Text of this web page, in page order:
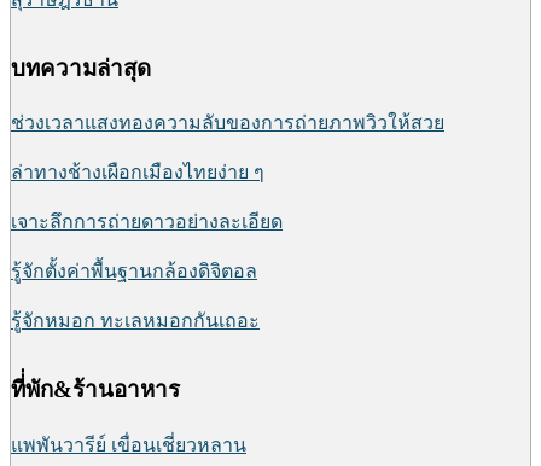
บทความล่าสุด
ช่วงเวลาแสงทองความลับของการถ่ายภาพวิวให้สวย
ล่าทางช้างเผือกเมืองไทยง่าย ๆ
เจาะลึกการถ่ายดาวอย่างละเอียด
รู้จักตั้งค่าพื้นฐานกล้องดิจิตอล
รู้จักหมอก ทะเลหมอกกันเถอะ
ที่่พัก&ร้านอาหาร
แพพันวารีย์ เขื่อนเชี่ยวหลาน